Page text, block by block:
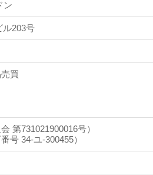
ン
ル203号
買
第731021900016号）
号 34-ユ-300455）